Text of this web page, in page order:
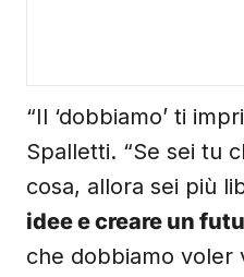
“Il ‘dobbiamo’ ti
Spalletti. “Se sei tu
cosa, allora sei più
idee e creare un
che dobbiamo voler